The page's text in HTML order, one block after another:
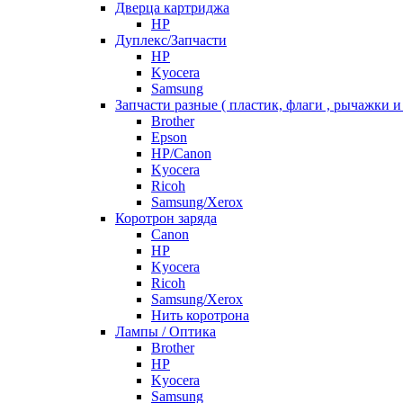
Дверца картриджа
HP
Дуплекс/Запчасти
HP
Kyocera
Samsung
Запчасти разные ( пластик, флаги , рычажки и
Brother
Epson
HP/Canon
Kyocera
Ricoh
Samsung/Xerox
Коротрон заряда
Canon
HP
Kyocera
Ricoh
Samsung/Xerox
Нить коротрона
Лампы / Оптика
Brother
HP
Kyocera
Samsung